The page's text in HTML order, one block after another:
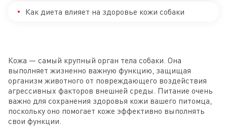
Как диета влияет на здоровье кожи собаки
Кожа — самый крупный орган тела собаки. Она
выполняет жизненно важную функцию, защищая
организм животного от повреждающего воздействия
агрессивных факторов внешней среды. Питание очень
важно для сохранения здоровья кожи вашего питомца,
поскольку оно помогает коже эффективно выполнять
свои функции.